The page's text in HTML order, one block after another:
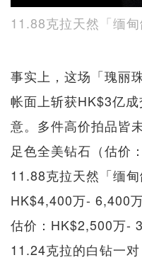
11.88克拉天然「缅
事实上，这场「瑰丽
帐面上斩获HK$3亿
意。多件高价拍品皆
足色全美钻石（估价
11.88克拉天然「缅
HK$4,400万- 6,400
估价：HK$2,500万-
11.24克拉的白钻一